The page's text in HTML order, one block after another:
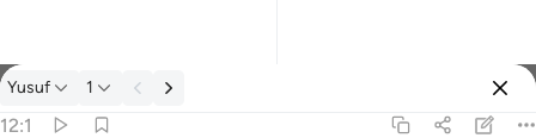
Tefsir: Yusuf 12:1
Yusuf 1
12:1